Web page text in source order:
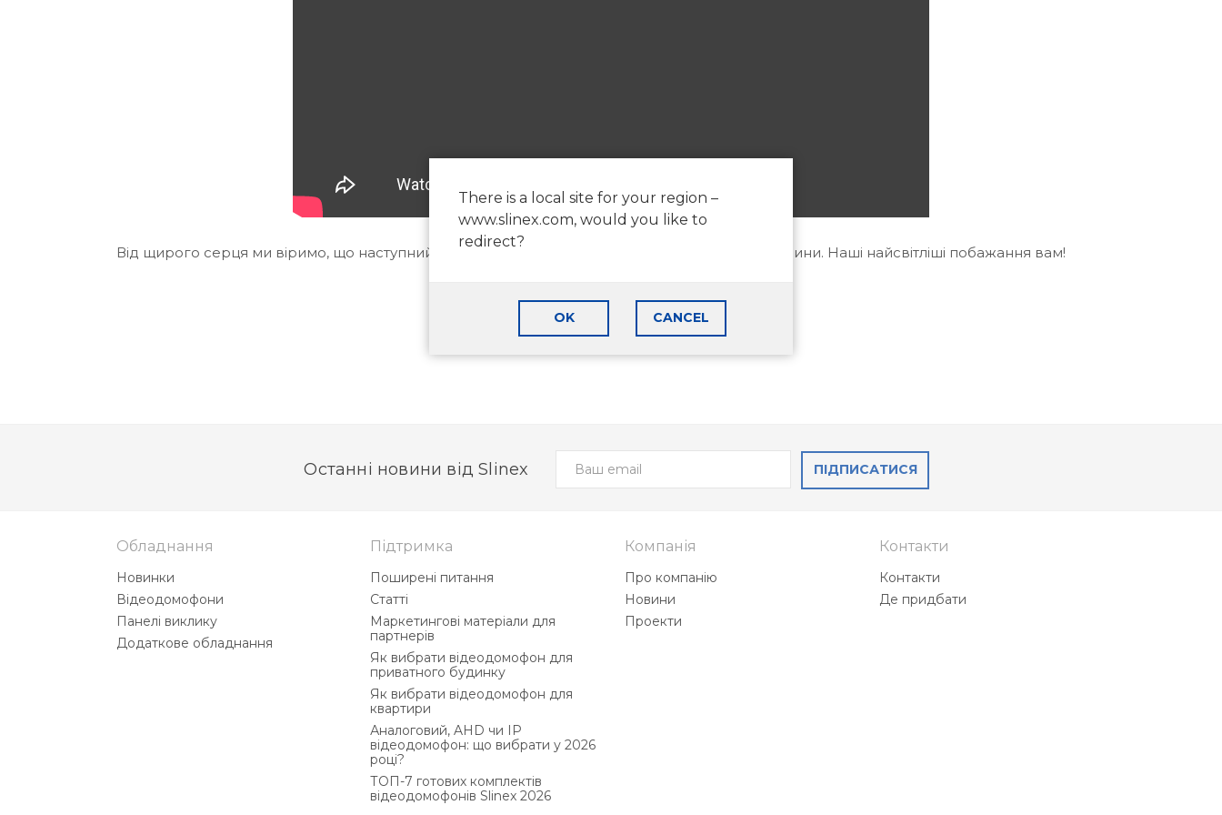
Від щирого серця ми віримо, що наступний рік принесе тільки найкраще для вас і вашої родини. Наші найсвітліші побажання вам!
There is a local site for your region –
www.slinex.com, would you like to
redirect?
OK CANCEL
Останні новини від Slinex ПІДПИСАТИСЯ
Обладнання
Новинки
Відеодомофони
Панелі виклику
Додаткове обладнання
Підтримка
Поширені питання
Статті
Маркетингові матеріали для
партнерів
Як вибрати відеодомофон для
приватного будинку
Як вибрати відеодомофон для
квартири
Аналоговий, AHD чи IP
відеодомофон: що вибрати у 2026
році?
ТОП-7 готових комплектів
відеодомофонів Slinex 2026
Компанія
Про компанію
Новини
Проекти
Контакти
Контакти
Де придбати